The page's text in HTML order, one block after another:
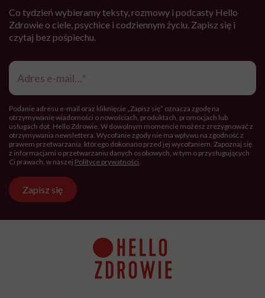
Co tydzień wybieramy teksty, rozmowy i podcasty Hello
Zdrowie o ciele, psychice i codziennym życiu. Zapisz się i
czytaj bez pośpiechu.
Adres
mail*
Podanie adresu e-mail oraz kliknięcie „Zapisz się” oznacza zgodę na
otrzymywanie wiadomości o nowościach, produktach, promocjach lub
usługach dot. Hello Zdrowie. W dowolnym momencie możesz zrezygnować z
otrzymywania newslettera. Wycofanie zgody nie ma wpływu na zgodność z
prawem przetwarzania, którego dokonano przed jej wycofaniem. Zapoznaj się
z informacjami o przetwarzaniu danych osobowych, w tym o przysługujących
Ci prawach, w naszej Polityce prywatności.
Zapisz się